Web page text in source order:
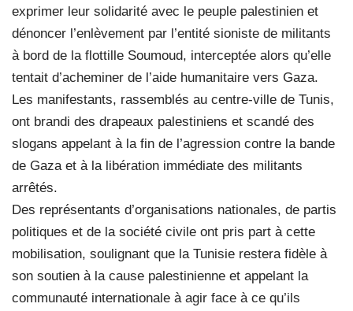
exprimer leur solidarité avec le peuple palestinien et
dénoncer l’enlèvement par l’entité sioniste de militants
à bord de la flottille Soumoud, interceptée alors qu’elle
tentait d’acheminer de l’aide humanitaire vers Gaza.
Les manifestants, rassemblés au centre-ville de Tunis,
ont brandi des drapeaux palestiniens et scandé des
slogans appelant à la fin de l’agression contre la bande
de Gaza et à la libération immédiate des militants
arrêtés.
Des représentants d’organisations nationales, de partis
politiques et de la société civile ont pris part à cette
mobilisation, soulignant que la Tunisie restera fidèle à
son soutien à la cause palestinienne et appelant la
communauté internationale à agir face à ce qu’ils